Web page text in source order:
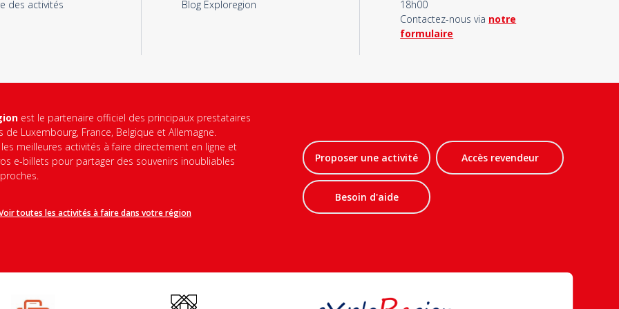
des activités Blog Exploregion
18h00
Contactez-nous via notre
formulaire
est le partenaire officiel des principaux prestataires
de Luxembourg, France, Belgique et Allemagne.
les meilleures activités à faire directement en ligne et
e-billets pour partager des souvenirs inoubliables
toutes les activités à faire dans votre région
Proposer une activité Accès revendeur
Besoin d'aide